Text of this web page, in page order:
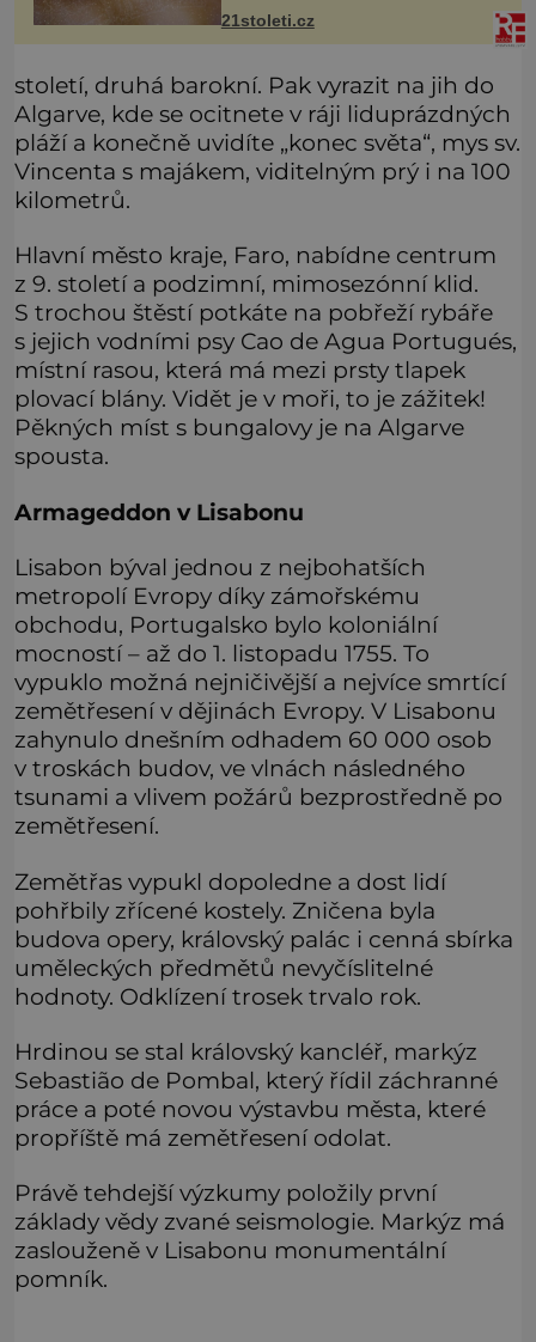
originální filmové kostýmy a rekvizity,
Bradavice, Hagridovu chýši i uč
21stoleti.cz
století, druhá barokní. Pak vyrazit na jih do
Algarve, kde se ocitnete v ráji liduprázdných
pláží a konečně uvidíte „konec světa“, mys sv.
Vincenta s majákem, viditelným prý i na 100
kilometrů.
Hlavní město kraje, Faro, nabídne centrum
z 9. století a podzimní, mimosezónní klid.
S trochou štěstí potkáte na pobřeží rybáře
s jejich vodními psy Cao de Agua Portugués,
místní rasou, která má mezi prsty tlapek
plovací blány. Vidět je v moři, to je zážitek!
Pěkných míst s bungalovy je na Algarve
spousta.
Armageddon v Lisabonu
Lisabon býval jednou z nejbohatších
metropolí Evropy díky zámořskému
obchodu, Portugalsko bylo koloniální
mocností – až do 1. listopadu 1755. To
vypuklo možná nejničivější a nejvíce smrtící
zemětřesení v dějinách Evropy. V Lisabonu
zahynulo dnešním odhadem 60 000 osob
v troskách budov, ve vlnách následného
tsunami a vlivem požárů bezprostředně po
zemětřesení.
Zemětřas vypukl dopoledne a dost lidí
pohřbily zřícené kostely. Zničena byla
budova opery, královský palác i cenná sbírka
uměleckých předmětů nevyčíslitelné
hodnoty. Odklízení trosek trvalo rok.
Hrdinou se stal královský kancléř, markýz
Sebastião de Pombal, který řídil záchranné
práce a poté novou výstavbu města, které
propříště má zemětřesení odolat.
Právě tehdejší výzkumy položily první
základy vědy zvané seismologie. Markýz má
zaslouženě v Lisabonu monumentální
pomník.